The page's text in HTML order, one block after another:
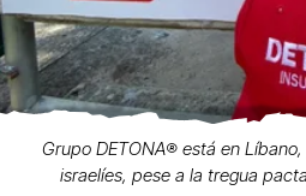
Grupo DETONA®️ está en
israelíes, pese a la tregua